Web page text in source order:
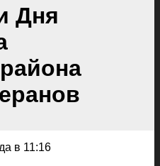
Дня
в 11:16